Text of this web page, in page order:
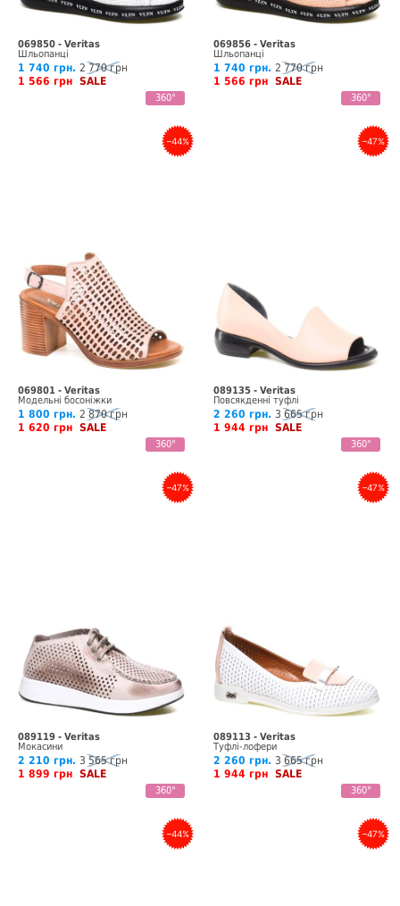
069850 - Veritas
Шльопанці
1 740 грн. 2 770 грн
1 566 грн SALE
360°
069856 - Veritas
Шльопанці
1 740 грн. 2 770 грн
1 566 грн SALE
360°
–44%
069801 - Veritas
Модельні босоніжки
1 800 грн. 2 870 грн
1 620 грн SALE
360°
–47%
089135 - Veritas
Повсякденні туфлі
2 260 грн. 3 665 грн
1 944 грн SALE
360°
–47%
089119 - Veritas
Мокасини
2 210 грн. 3 565 грн
1 899 грн SALE
360°
–47%
089113 - Veritas
Туфлі-лофери
2 260 грн. 3 665 грн
1 944 грн SALE
360°
–44% –47%